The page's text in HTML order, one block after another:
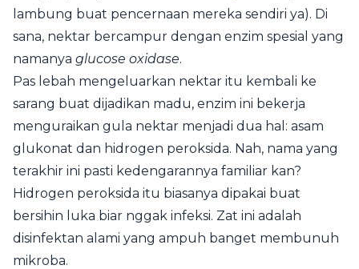
lambung buat pencernaan mereka sendiri ya). Di
sana, nektar bercampur dengan enzim spesial yang
namanya glucose oxidase.
Pas lebah mengeluarkan nektar itu kembali ke
sarang buat dijadikan madu, enzim ini bekerja
menguraikan gula nektar menjadi dua hal: asam
glukonat dan hidrogen peroksida. Nah, nama yang
terakhir ini pasti kedengarannya familiar kan?
Hidrogen peroksida itu biasanya dipakai buat
bersihin luka biar nggak infeksi. Zat ini adalah
disinfektan alami yang ampuh banget membunuh
mikroba.